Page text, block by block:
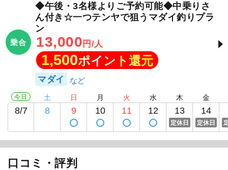
乗合
◆午後・3名様よりご予約可能◆中乗りさ
ん付き☆一つテンヤで狙うマダイ釣りプラ
ン
13,000 円/人
1,500ポイント還元
マダイ
今日
8/7
土
8
日
9
月
10
火
11
水
12
木
13
定休日
金
14
定休日
口コミ・評判